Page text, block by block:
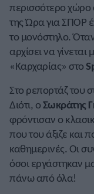
περισσότερο χώρο
της Ώρα για ΣΠΟΡ
το μονόστηλο.
αρχίσει να
«Καρχαρίας» στο
Στο ρεπορτάζ του
Διότι, οΣωκράτης
φρόντισαν ο
που του άξιζε και
καθημερινές. Οι
όσοι εργάστηκαν
πάνω από όλα!